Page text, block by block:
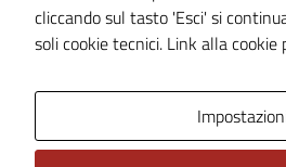
Statistiche sito web
cliccando sul tasto 'Esci' si
soli cookie tecnici. Link alla cookie